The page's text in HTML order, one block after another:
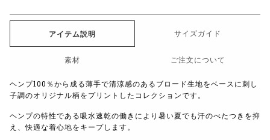
アイテム説明 サイズガイド
素材 ご注文について
ヘンプ100％から成る薄手で清涼感のあるブロード生地をベースに刺し
子調のオリジナル柄をプリントしたコレクションです。
ヘンプの特性である吸水速乾の働きにより暑い夏でも汗のべたつきを抑
え、快適な着心地をキープします。